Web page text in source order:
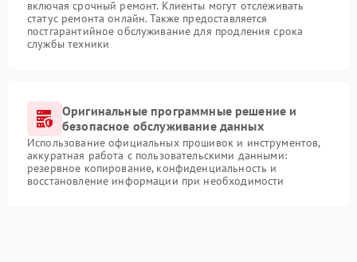
включая срочный ремонт. Клиенты могут отслеживать
статус ремонта онлайн. Также предоставляется
постгарантийное обслуживание для продления срока
службы техники
Оригинальные программные решение и
безопасное обслуживание данных
Использование официальных прошивок и инструментов,
аккуратная работа с пользовательскими данными:
резервное копирование, конфиденциальность и
восстановление информации при необходимости